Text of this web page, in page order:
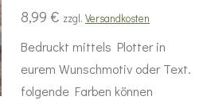
8,99 € zzgl. Versandkosten
Bedruckt mittels Plotter in
eurem Wunschmotiv oder Text.
folgende Farben können